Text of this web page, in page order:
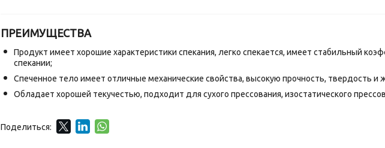
ПРЕИМУЩЕСТВА
Продукт имеет хорошие характеристики спекания, легко спекается, имеет стабильный
спекании;
Спеченное тело имеет отличные механические свойства, высокую прочность, твердость и
Обладает хорошей текучестью, подходит для сухого прессования, изостатического
Поделиться: